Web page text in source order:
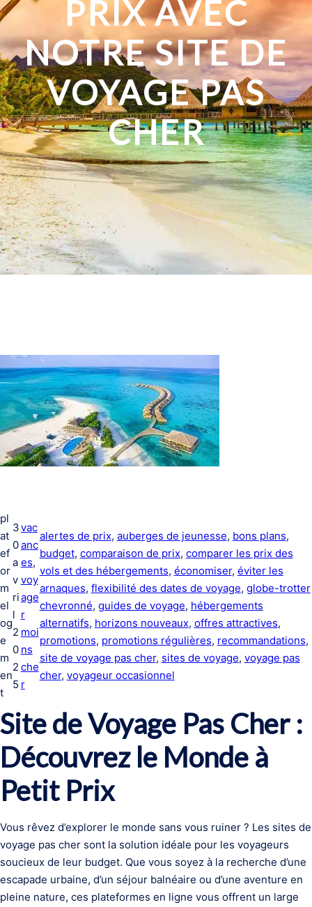
PRIX AVEC
NOTRE SITE DE
VOYAGE PAS
CHER
pl
at
ef
or
m
el
og
e
m
en
t
3
0
a
v
ri
l
2
0
2
5
vac
anc
es
voy
age
r
moi
ns
che
r
alertes de prix, auberges de jeunesse, bons plans
budget, comparaison de prix, comparer les prix des
vols et des hébergements, économiser, éviter les
arnaques, flexibilité des dates de voyage, globe-trotter
chevronné, guides de voyage, hébergements
alternatifs, horizons nouveaux, offres attractives
promotions, promotions régulières, recommandations
site de voyage pas cher, sites de voyage, voyage pas
cher, voyageur occasionnel
Site de Voyage Pas Cher :
Découvrez le Monde à
Petit Prix
Vous rêvez d’explorer le monde sans vous ruiner ? Les sites de
voyage pas cher sont la solution idéale pour les voyageurs
soucieux de leur budget. Que vous soyez à la recherche d’une
escapade urbaine, d’un séjour balnéaire ou d’une aventure en
pleine nature, ces plateformes en ligne vous offrent un large